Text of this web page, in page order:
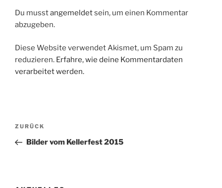
Du musstangemeldetsein, um einen Kommentar
abzugeben.
Diese Website verwendet Akismet, um Spam zu
reduzieren. Erfahre, wie deine Kommentardaten
verarbeitet werden.
Beitragsnavigation
Vorheriger
Beitrag
ZURÜCK
Bilder vom Kellerfest 2015